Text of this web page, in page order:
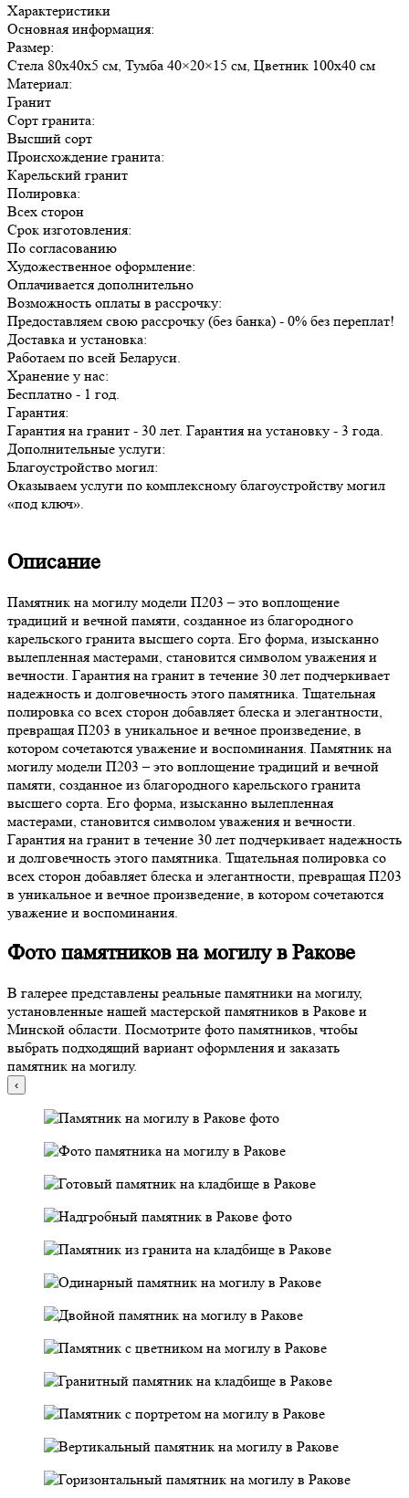
Характеристики
Основная информация:
Размер:
Стела 80х40х5 см, Тумба 40×20×15 см, Цветник 100х40 см
Материал:
Гранит
Сорт гранита:
Высший сорт
Происхождение гранита:
Карельский гранит
Полировка:
Всех сторон
Срок изготовления:
По согласованию
Художественное оформление:
Оплачивается дополнительно
Возможность оплаты в рассрочку:
Предоставляем свою рассрочку (без банка) - 0% без переплат!
Доставка и установка:
Работаем по всей Беларуси.
Хранение у нас:
Бесплатно - 1 год.
Гарантия:
Гарантия на гранит - 30 лет. Гарантия на установку - 3 года.
Дополнительные услуги:
Благоустройство могил:
Оказываем услуги по комплексному благоустройству могил
«под ключ».
Описание
Памятник на могилу модели П203 – это воплощение
традиций и вечной памяти, созданное из благородного
карельского гранита высшего сорта. Его форма, изысканно
вылепленная мастерами, становится символом уважения и
вечности. Гарантия на гранит в течение 30 лет подчеркивает
надежность и долговечность этого памятника. Тщательная
полировка со всех сторон добавляет блеска и элегантности,
превращая П203 в уникальное и вечное произведение, в
котором сочетаются уважение и воспоминания. Памятник на
могилу модели П203 – это воплощение традиций и вечной
памяти, созданное из благородного карельского гранита
высшего сорта. Его форма, изысканно вылепленная
мастерами, становится символом уважения и вечности.
Гарантия на гранит в течение 30 лет подчеркивает надежность
и долговечность этого памятника. Тщательная полировка со
всех сторон добавляет блеска и элегантности, превращая П203
в уникальное и вечное произведение, в котором сочетаются
уважение и воспоминания.
Фото памятников на могилу в Ракове
В галерее представлены реальные памятники на могилу,
установленные нашей мастерской памятников в Ракове и
Минской области. Посмотрите фото памятников, чтобы
выбрать подходящий вариант оформления и заказать
памятник на могилу.
‹